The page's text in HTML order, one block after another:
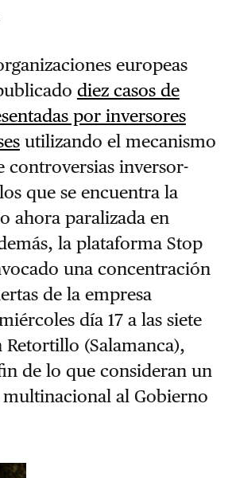
europeas
diez casos de
por inversores
utilizando el mecanismo
controversias inversor-
que se encuentra la
ahora paralizada en
la plataforma Stop
una concentración
de la empresa
día 17 a las siete
Retortillo (Salamanca),
de lo que consideran un
multinacional al Gobierno